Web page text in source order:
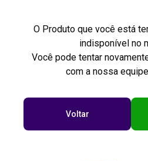
O Produto que você está
indisponível no
Você pode tentar
com a nossa
Voltar